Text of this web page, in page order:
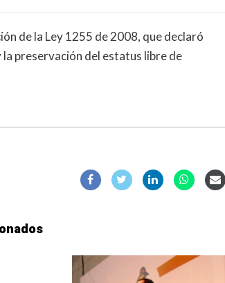
de la Ley 1255 de 2008, que declaró
preservación del estatus libre de